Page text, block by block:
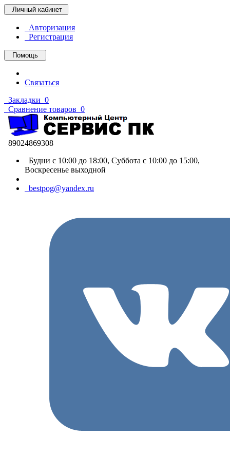
Личный кабинет
Авторизация
Регистрация
Помощь
Связаться
Закладки 0
Сравнение товаров 0
89024869308
Будни с 10:00 до 18:00, Суббота с 10:00 до 15:00,
Воскресенье выходной
bestpog@yandex.ru